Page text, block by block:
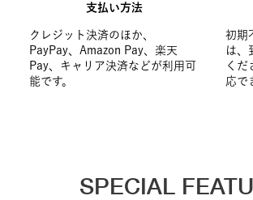
支払い方法
クレジット決済のほか、
PayPay、Amazon Pay、楽天
Pay、キャリア決済などが利用可
能です。
初期
は、
くだ
応で
SPECIAL